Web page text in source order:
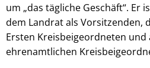
um „das tägliche Geschäft“. Er
dem Landrat als Vorsitzenden,
Ersten Kreisbeigeordneten und
ehrenamtlichen